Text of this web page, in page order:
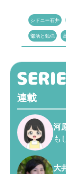
シドニー石井
部活と勉強
連載
河
も
大